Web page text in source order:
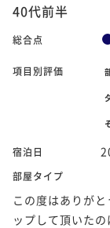
40代前半
総合点
項目別評価
宿泊日
部屋タイプ
この度はありが
ップして頂いた